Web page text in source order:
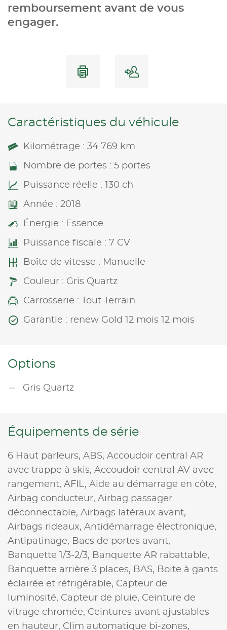
remboursement avant de vous
engager.
Caractéristiques du véhicule
Kilométrage : 34 769 km
Nombre de portes : 5 portes
Puissance réelle : 130 ch
Année : 2018
Énergie : Essence
Puissance fiscale : 7 CV
Boîte de vitesse : Manuelle
Couleur : Gris Quartz
Carrosserie : Tout Terrain
Garantie : renew Gold 12 mois 12 mois
Options
Gris Quartz
Équipements de série
6 Haut parleurs, ABS, Accoudoir central AR
avec trappe à skis, Accoudoir central AV avec
rangement, AFIL, Aide au démarrage en côte,
Airbag conducteur, Airbag passager
déconnectable, Airbags latéraux avant,
Airbags rideaux, Antidémarrage électronique,
Antipatinage, Bacs de portes avant,
Banquette 1/3-2/3, Banquette AR rabattable,
Banquette arrière 3 places, BAS, Boite à gants
éclairée et réfrigérable, Capteur de
luminosité, Capteur de pluie, Ceinture de
vitrage chromée, Ceintures avant ajustables
en hauteur, Clim automatique bi-zones,